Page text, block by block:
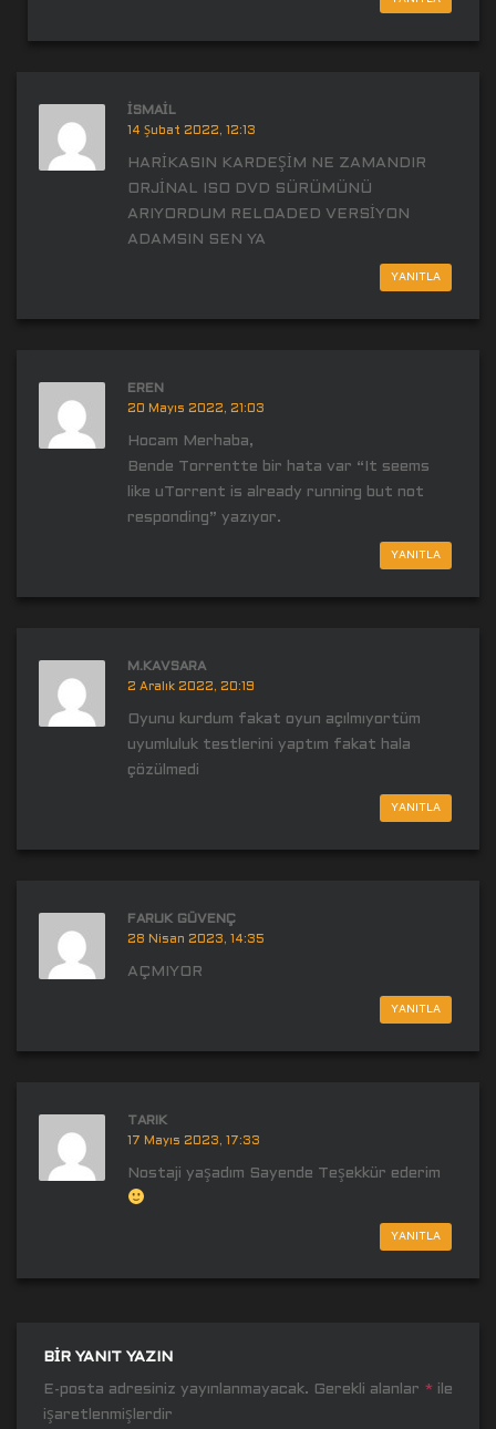
İSMAİL
14 Şubat 2022, 12:13
HARİKASIN KARDEŞİM NE ZAMANDIR
ORJİNAL ISO DVD SÜRÜMÜNÜ
ARIYORDUM RELOADED VERSİYON
ADAMSIN SEN YA
YANITLA
EREN
20 Mayıs 2022, 21:03
Hocam Merhaba,
Bende Torrentte bir hata var “It seems
like uTorrent is already running but not
responding” yazıyor.
YANITLA
M.KAVSARA
2 Aralık 2022, 20:19
Oyunu kurdum fakat oyun açılmıyortüm
uyumluluk testlerini yaptım fakat hala
çözülmedi
YANITLA
FARUK GÜVENÇ
28 Nisan 2023, 14:35
AÇMIYOR
YANITLA
TARIK
17 Mayıs 2023, 17:33
Nostaji yaşadım Sayende Teşekkür ederim
YANITLA
BIR YANIT YAZIN
E-posta adresiniz yayınlanmayacak. Gerekli alanlar * ile
işaretlenmişlerdir